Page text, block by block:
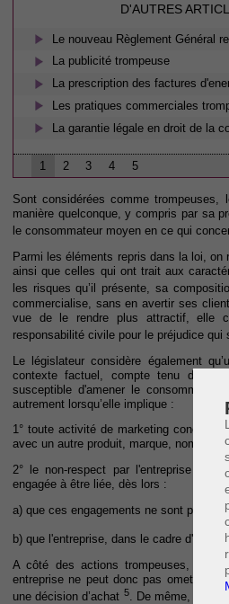
D'AUTRES
Le nouveau Règlement Général
La publicité trompeuse
La prescription des factures
Les pratiques commerciales
La garantie légale en droit de la
1 2 3 4 5
Sont considérées comme trompeuses,
manière quelconque, y compris par sa
le consommateur moyen en ce qui
Parmi les éléments repris dans la loi,
ainsi que celles qui ont trait aux
les risques qu’il présente, sa
commercialise, sans en avertir ses
vue de le rendre plus attractif, elle
responsabilité civile pour le préjudice
Le législateur considère également
contexte factuel, compte tenu de
susceptible d'amener le
autrement lorsqu’elle implique :
1° toute activité de marketing
avec un autre produit, marque, nom
2° le non-respect par l'entreprise
engagée à être liée, dès lors :
a) que ces engagements ne sont pas
b) que l'entreprise, dans le cadre d'une
A côté des actions trompeuses, le
entreprise ne peut donc pas omettre
une décision d’achat 5. De même, le fait